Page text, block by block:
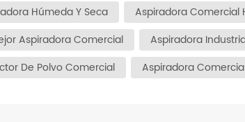
Húmeda Y Seca
Aspiradora Comercial
Aspiradora Comercial
Aspiradora
De Polvo Comercial
Aspiradora